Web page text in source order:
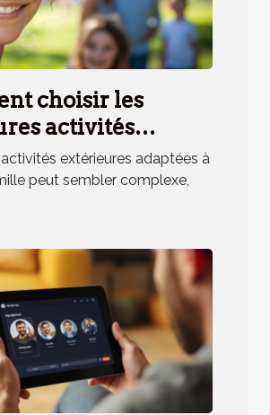
choisir les
activités
pour toute la
extérieures adaptées à
peut sembler complexe,